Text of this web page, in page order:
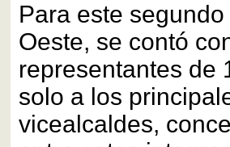
Para este
Oeste, se contó
representantes de
solo a los
vicealcaldes,